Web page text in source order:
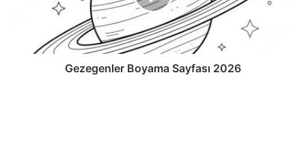
Gezegenler Boyama Sayfası 2026